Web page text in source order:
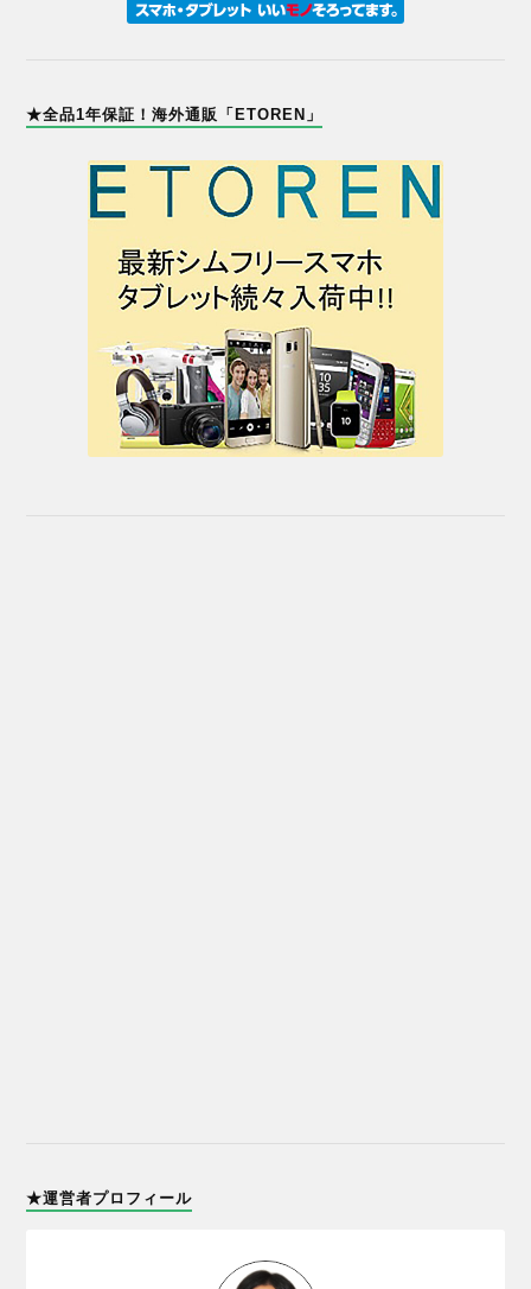
★全品1年保証！海外通販「ETOREN」
★運営者プロフィール